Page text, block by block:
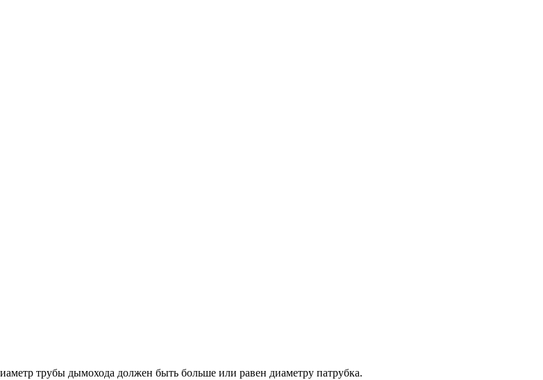
трубы дымохода должен быть больше или равен диаметру патрубка.